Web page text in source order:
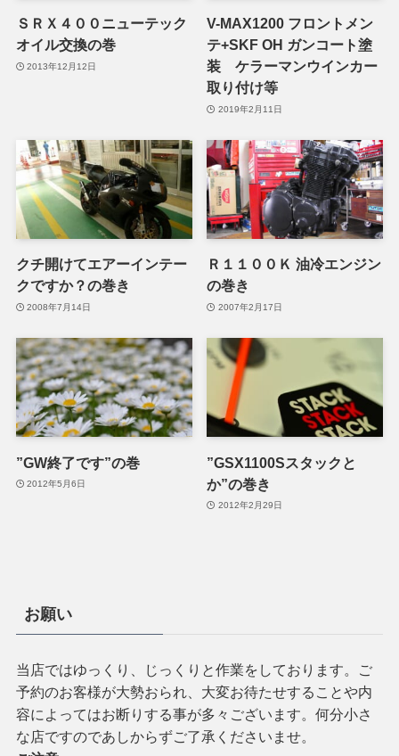
ＳＲＸ４００ニューテック
オイル交換の巻
2013年12月12日
V-MAX1200 フロントメン
テ+SKF OH ガンコート塗
装 ケラーマンウインカー
取り付け等
2019年2月11日
クチ開けてエアーインテー
クですか？の巻き
2008年7月14日
Ｒ１１００Ｋ 油冷エンジン
の巻き
2007年2月17日
”GW終了です”の巻
2012年5月6日
”GSX1100Sスタックと
か”の巻き
2012年2月29日
お願い
当店ではゆっくり、じっくりと作業をしております。ご
予約のお客様が大勢おられ、大変お待たせすることや内
容によってはお断りする事が多々ございます。何分小さ
な店ですのであしからずご了承くださいませ。